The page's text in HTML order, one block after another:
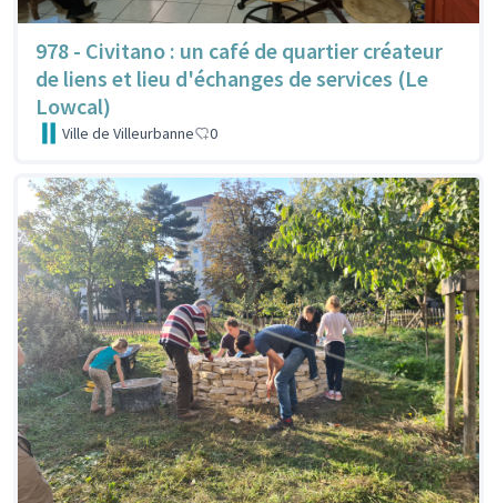
978 - Civitano : un café de quartier créateur
de liens et lieu d'échanges de services (Le
Lowcal)
Ville de Villeurbanne 0